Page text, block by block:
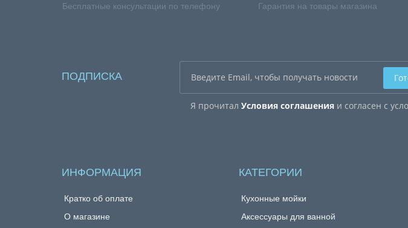
Бесплатные консультации по телефону Гарантия на товары магазина
ПОДПИСКА
Я прочитал Условия соглашенияи согласен с
ИНФОРМАЦИЯ
Кратко об оплате
О магазине
КАТЕГОРИИ
Кухонные мойки
Аксессуары для ванной